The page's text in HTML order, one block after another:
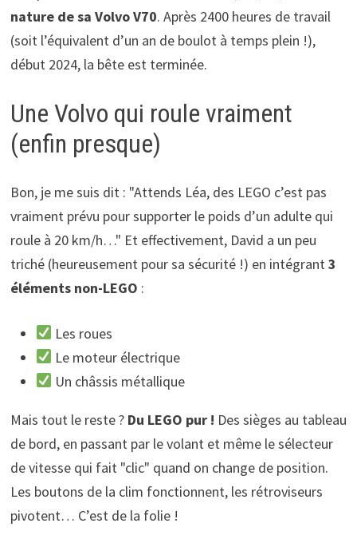
nature de sa Volvo V70. Après 2400 heures de travail
(soit l’équivalent d’un an de boulot à temps plein !),
début 2024, la bête est terminée.
Une Volvo qui roule vraiment
(enfin presque)
Bon, je me suis dit : "Attends Léa, des LEGO c’est pas
vraiment prévu pour supporter le poids d’un adulte qui
roule à 20 km/h…" Et effectivement, David a un peu
triché (heureusement pour sa sécurité !) en intégrant3
éléments non-LEGO :
Les roues
Le moteur électrique
Un châssis métallique
Mais tout le reste ? Du LEGO pur ! Des sièges au tableau
de bord, en passant par le volant et même le sélecteur
de vitesse qui fait "clic" quand on change de position.
Les boutons de la clim fonctionnent, les rétroviseurs
pivotent… C’est de la folie !